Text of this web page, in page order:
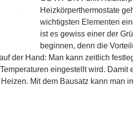
Heizkörperthermostate
wichtigsten Elementen
ist es gewiss einer der
beginnen, denn die
der Hand: Man kann zeitlich
eingestellt wird. Damit
Mit dem Bausatz kann man